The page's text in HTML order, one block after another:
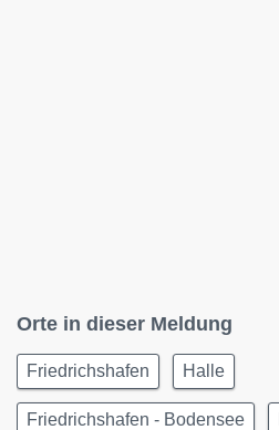
Orte in dieser Meldung
Friedrichshafen Halle
Friedrichshafen - Bodensee